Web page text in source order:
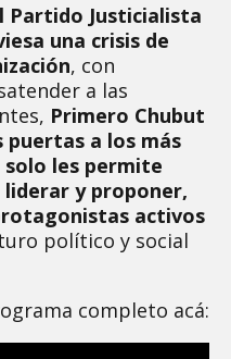
Partido Justicialista
una crisis de
, con
a las
Primero Chubut
puertas a los más
solo les permite
y proponer,
activos
político y social
completo acá: